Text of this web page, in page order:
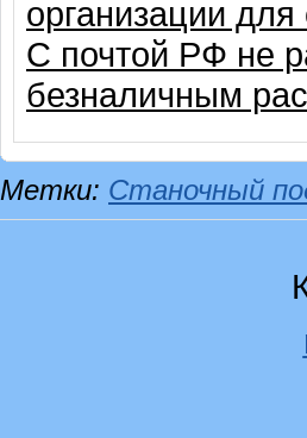
организации
С почтой РФ не
безналичным
Метки: Станочный